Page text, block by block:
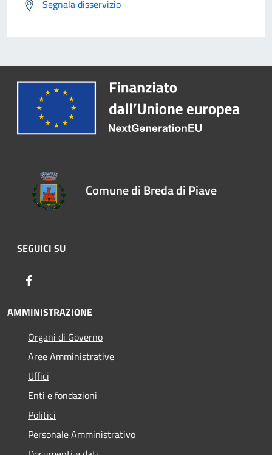
Segnala disservizio
Comune di Breda di Piave
SEGUICI SU
AMMINISTRAZIONE
Organi di Governo
Aree Amministrative
Uffici
Enti e fondazioni
Politici
Personale Amministrativo